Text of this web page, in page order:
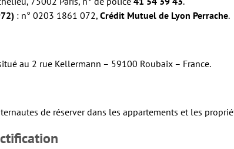
: n° 0203 1861 072, Crédit Mutuel de Lyon Perrache.
au 2 rue Kellermann – 59100 Roubaix – France.
de réserver dans les appartements et les